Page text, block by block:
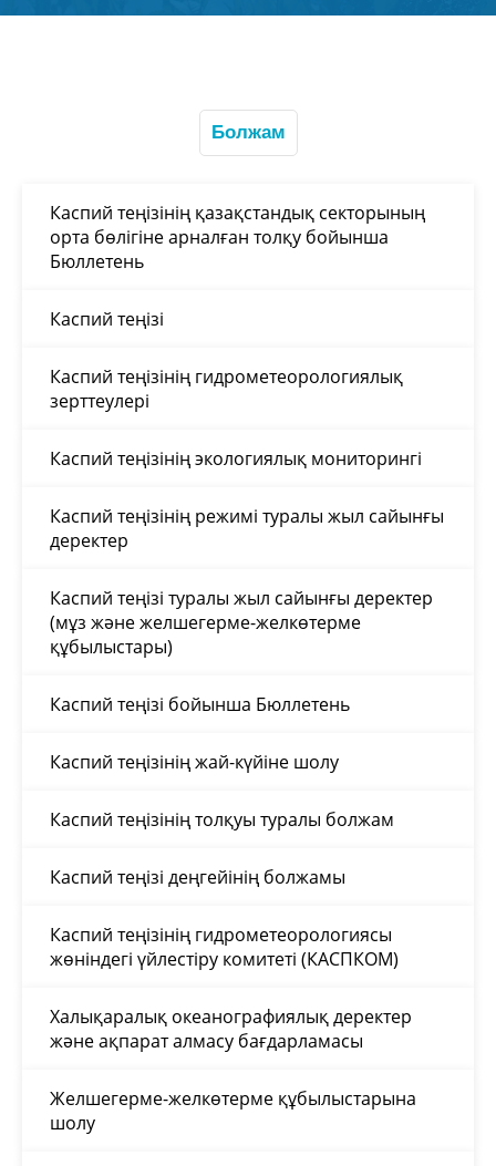
Болжам
Каспий теңізінің қазақстандық секторының
орта бөлігіне арналған толқу бойынша
Бюллетень
Каспий теңізі
Каспий теңізінің гидрометеорологиялық
зерттеулері
Каспий теңізінің экологиялық мониторингі
Каспий теңізінің режимі туралы жыл сайынғы
деректер
Каспий теңізі туралы жыл сайынғы деректер
(мұз және желшегерме-желкөтерме
құбылыстары)
Каспий теңізі бойынша Бюллетень
Каспий теңізінің жай-күйіне шолу
Каспий теңізінің толқуы туралы болжам
Каспий теңізі деңгейінің болжамы
Каспий теңізінің гидрометеорологиясы
жөніндегі үйлестіру комитеті (КАСПКОМ)
Халықаралық океанографиялық деректер
және ақпарат алмасу бағдарламасы
Желшегерме-желкөтерме құбылыстарына
шолу